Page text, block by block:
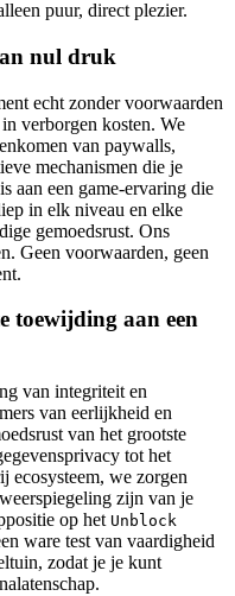
puur, direct plezier.
nul druk
echt zonder voorwaarden
verborgen kosten. We
van paywalls,
mechanismen die je
aan een game-ervaring die
in elk niveau en elke
gemoedsrust. Ons
Geen voorwaarden, geen
toewijding aan een
van integriteit en
van eerlijkheid en
van het grootste
tot het
ecosysteem, we zorgen
zijn van je
op het Unblock
ware test van vaardigheid
zodat je je kunt